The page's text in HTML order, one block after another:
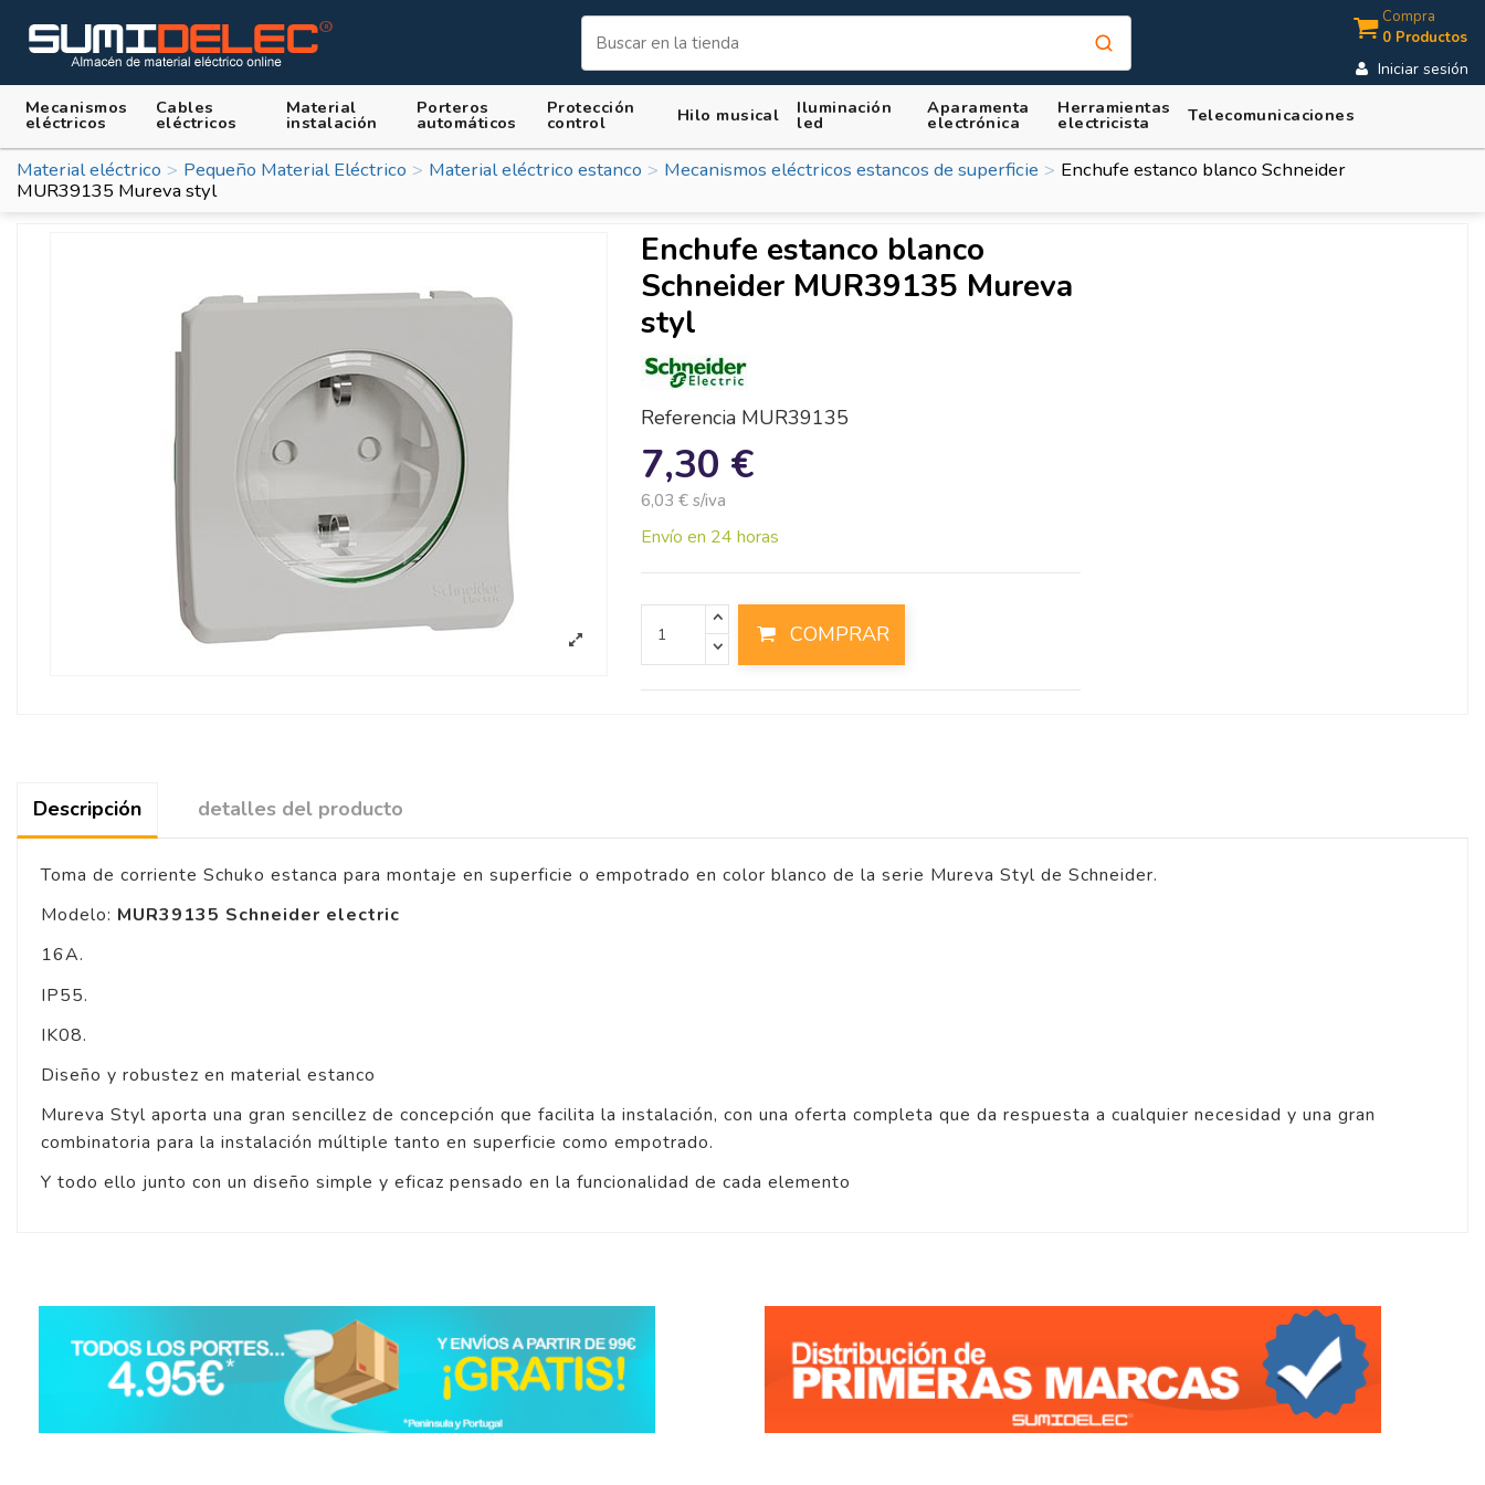
Compra
0 Productos
Iniciar sesión
Mecanismos
eléctricos
Cables
eléctricos
Material
instalación
Porteros
automáticos
Protección
control Hilo musical Iluminación
led
Aparamenta
electrónica
Herramientas
electricista Telecomunicaciones
Material eléctrico Pequeño Material Eléctrico Material eléctrico estanco Mecanismos eléctricos estancos de superficie
Enchufe estanco blanco Schneider
MUR39135 Mureva styl
Enchufe estanco blanco
Schneider MUR39135 Mureva
styl
Referencia MUR39135
7,30 €
6,03 € s/iva
Envío en 24 horas
COMPRAR
Descripción detalles del producto
Toma de corriente Schuko estanca para montaje en superficie o empotrado en color blanco de la serie Mureva Styl de Schneider.
Modelo: MUR39135 Schneider electric
16A.
IP55.
IK08.
Diseño y robustez en material estanco
Mureva Styl aporta una gran sencillez de concepción que facilita la instalación, con una oferta completa que da respuesta a cualquier necesidad y una gran
combinatoria para la instalación múltiple tanto en superficie como empotrado.
Y todo ello junto con un diseño simple y eficaz pensado en la funcionalidad de cada elemento